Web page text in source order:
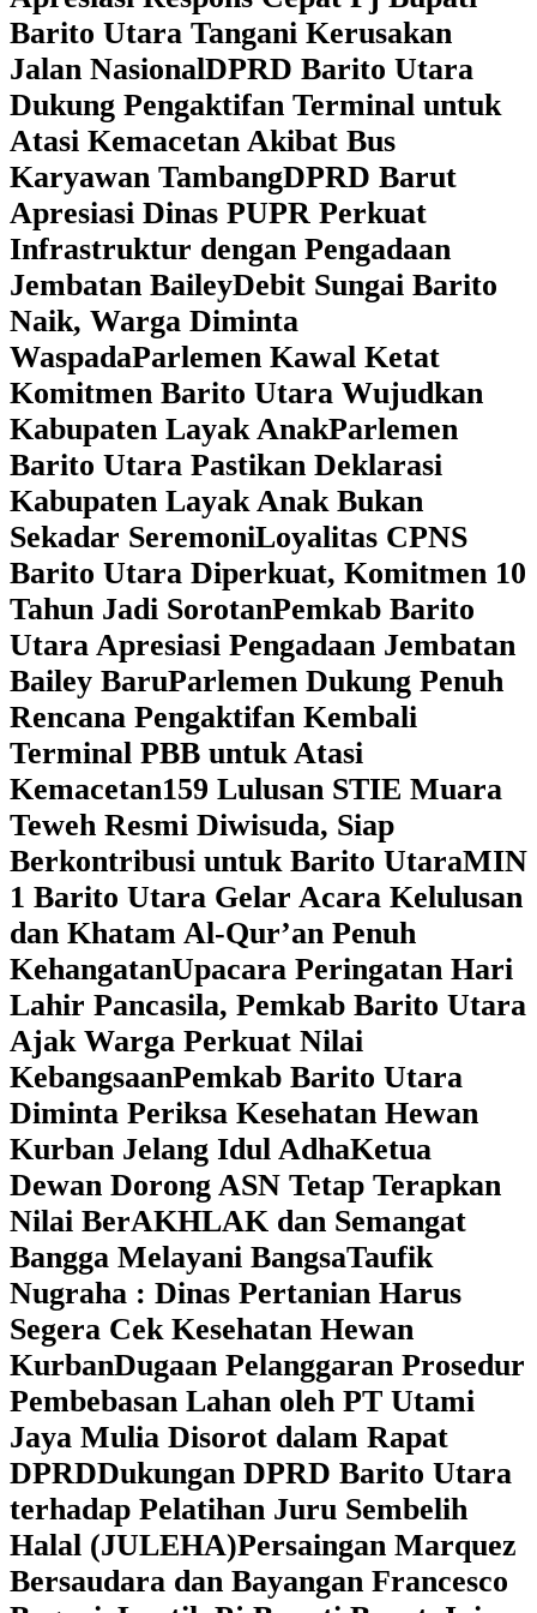
Barito Utara Tangani Kerusakan
Jalan NasionalDPRD Barito Utara
Dukung Pengaktifan Terminal untuk
Atasi Kemacetan Akibat Bus
Karyawan TambangDPRD Barut
Apresiasi Dinas PUPR Perkuat
Infrastruktur dengan Pengadaan
Jembatan BaileyDebit Sungai Barito
Naik, Warga Diminta
WaspadaParlemen Kawal Ketat
Komitmen Barito Utara Wujudkan
Kabupaten Layak AnakParlemen
Barito Utara Pastikan Deklarasi
Kabupaten Layak Anak Bukan
Sekadar SeremoniLoyalitas CPNS
Barito Utara Diperkuat, Komitmen 10
Tahun Jadi SorotanPemkab Barito
Utara Apresiasi Pengadaan Jembatan
Bailey BaruParlemen Dukung Penuh
Rencana Pengaktifan Kembali
Terminal PBB untuk Atasi
Kemacetan159 Lulusan STIE Muara
Teweh Resmi Diwisuda, Siap
Berkontribusi untuk Barito UtaraMIN
1 Barito Utara Gelar Acara Kelulusan
dan Khatam Al-Qur’an Penuh
KehangatanUpacara Peringatan Hari
Lahir Pancasila, Pemkab Barito Utara
Ajak Warga Perkuat Nilai
KebangsaanPemkab Barito Utara
Diminta Periksa Kesehatan Hewan
Kurban Jelang Idul AdhaKetua
Dewan Dorong ASN Tetap Terapkan
Nilai BerAKHLAK dan Semangat
Bangga Melayani BangsaTaufik
Nugraha : Dinas Pertanian Harus
Segera Cek Kesehatan Hewan
KurbanDugaan Pelanggaran Prosedur
Pembebasan Lahan oleh PT Utami
Jaya Mulia Disorot dalam Rapat
DPRDDukungan DPRD Barito Utara
terhadap Pelatihan Juru Sembelih
Halal (JULEHA)Persaingan Marquez
Bersaudara dan Bayangan Francesco